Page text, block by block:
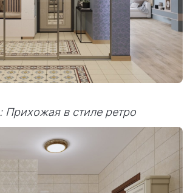
: Прихожая в стиле ретро